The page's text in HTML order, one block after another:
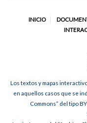
INICIO
Los textos y mapas
en aquellos casos que se
Commons” del tipo